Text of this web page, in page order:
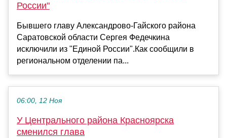
России"
Бывшего главу Александрово-Гайского района
Саратовской области Сергея Федечкина
исключили из "Единой России".Как сообщили в
региональном отделении па...
06:00, 12 Ноя
У Центрального района Красноярска
сменился глава